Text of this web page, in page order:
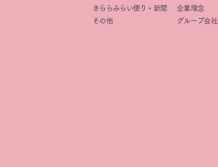
きららみらい便り・新聞
その他
企業理念
グループ会社